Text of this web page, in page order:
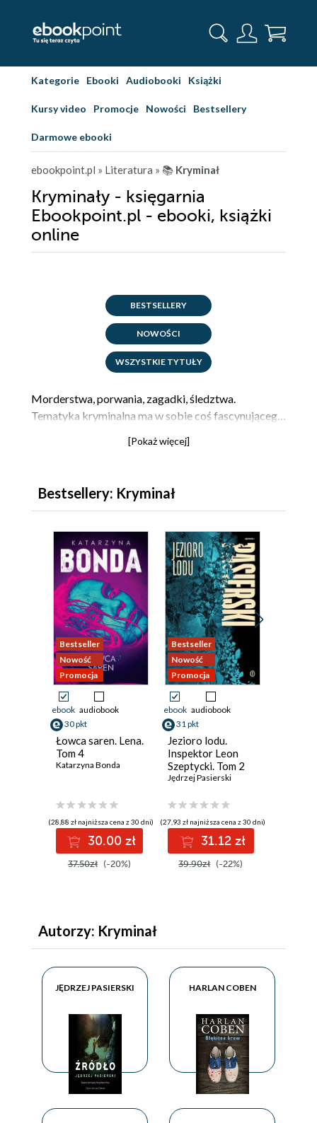
Kategorie Ebooki Audiobooki Książki
Kursy video Promocje Nowości Bestsellery
Darmowe ebooki
ebookpoint.pl » Literatura » 📚 Kryminał
Kryminały - księgarnia
Ebookpoint.pl - ebooki, książki
online
BESTSELLERY
NOWOŚCI
WSZYSTKIE TYTUŁY
Morderstwa, porwania, zagadki, śledztwa.
Tematyka kryminalna ma w sobie coś fascynującego,
książki, w których dużo się dzieje
w księgarni Ebookpoint - czekają na Ciebie
MOBI lub ePUB lubaudiobooków mp3.
[Pokaż więcej]
Bestsellery: Kryminał
Bestseller
Nowość
Promocja
ebook audiobook
30 pkt
Łowca saren. Lena.
Tom 4
Katarzyna Bonda
(28,88 zł najniższa cena z 30 dni)
30.00 zł
37.50zł (-20%)
Bestseller
Nowość
Promocja
ebook audiobook
31 pkt
Jezioro lodu.
Inspektor Leon
Szeptycki. Tom 2
Jędrzej Pasierski
(27,93 zł najniższa cena z 30 dni)
31.12 zł
39.90zł (-22%)
Autorzy: Kryminał
JĘDRZEJ PASIERSKI HARLAN COBEN